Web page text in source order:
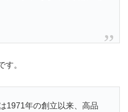
す。
1971年の創立以来、高品